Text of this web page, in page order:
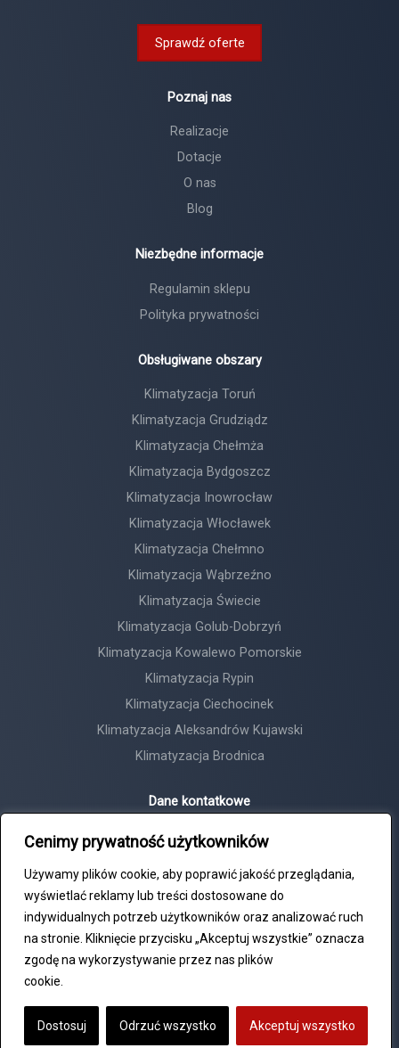
Cenimy prywatność użytkowników
Używamy plików cookie, aby poprawić jakość przeglądania,
wyświetlać reklamy lub treści dostosowane do
indywidualnych potrzeb użytkowników oraz analizować ruch
na stronie. Kliknięcie przycisku „Akceptuj wszystkie” oznacza
zgodę na wykorzystywanie przez nas plików
cookie.
Dostosuj Odrzuć wszystko Akceptuj wszystko
Sprawdź oferte
Poznaj nas
Realizacje
Dotacje
O nas
Blog
Niezbędne informacje
Regulamin sklepu
Polityka prywatności
Obsługiwane obszary
Klimatyzacja Toruń
Klimatyzacja Grudziądz
Klimatyzacja Chełmża
Klimatyzacja Bydgoszcz
Klimatyzacja Inowrocław
Klimatyzacja Włocławek
Klimatyzacja Chełmno
Klimatyzacja Wąbrzeźno
Klimatyzacja Świecie
Klimatyzacja Golub-Dobrzyń
Klimatyzacja Kowalewo Pomorskie
Klimatyzacja Rypin
Klimatyzacja Ciechocinek
Klimatyzacja Aleksandrów Kujawski
Klimatyzacja Brodnica
Dane kontatkowe
Horyzont Tadeusz Michalski
+48 609 552 417
biuro@horyzont24.com
ul. Bydgoska 27, Chełmża
Prawa autorskie 2026 — Horyzont24 | Administracja stroną:
stronawwwdlaciebie.pl